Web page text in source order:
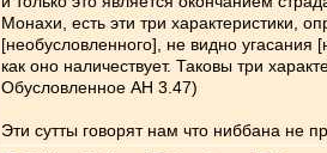
Монахи, есть эти три характеристики,
[необусловленного], не видно угасания
как оно наличествует. Таковы три
Обусловленное АН 3.47)
Эти сутты говорят нам что ниббана не